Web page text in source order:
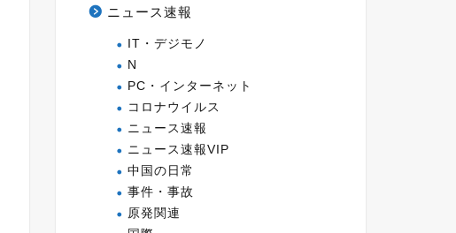
ニュース速報
IT・デジモノ
N
PC・インターネット
コロナウイルス
ニュース速報
ニュース速報VIP
中国の日常
事件・事故
原発関連